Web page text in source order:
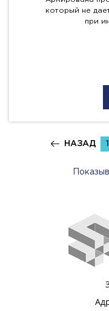
который не
при
НАЗАД 1